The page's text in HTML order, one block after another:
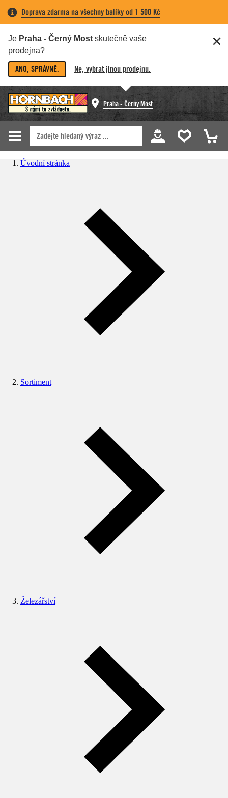
Doprava zdarma na všechny balíky od 1 500 Kč
Je Praha - Černý Most skutečně vaše
prodejna?
ANO, SPRÁVNĚ. Ne, vybrat jinou prodejnu.
Praha - Černý Most
Úvodní stránka
Sortiment
Železářství